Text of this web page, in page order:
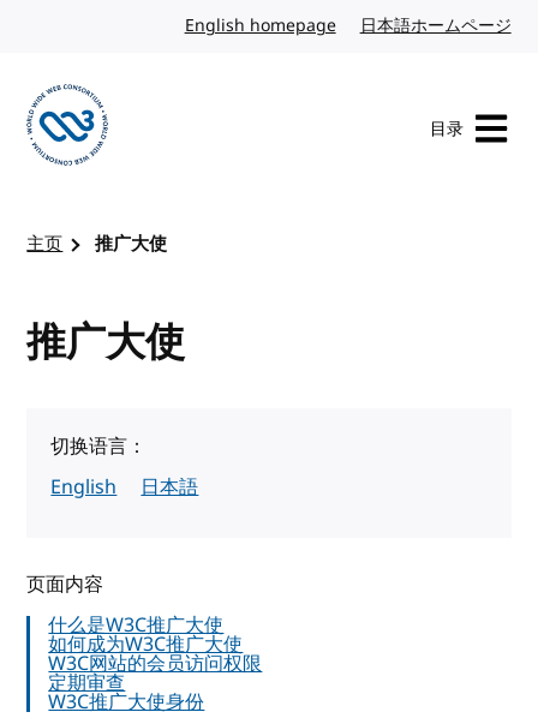
English homepage英文日本語ホームページ
目录
主页 推广大使
推广大使
切换语言：
English
日本語
页面内容
什么是W3C推广大使
如何成为W3C推广大使
W3C网站的会员访问权限
定期审查
W3C推广大使身份